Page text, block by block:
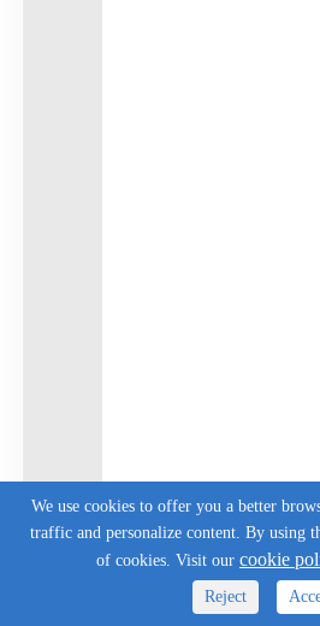
We use cookies to offer you a better
traffic and personalize content. By using
of cookies. Visit our cookie
Reject